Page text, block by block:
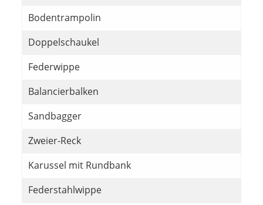
Bodentrampolin
Doppelschaukel
Federwippe
Balancierbalken
Sandbagger
Zweier-Reck
Karussel mit Rundbank
Federstahlwippe